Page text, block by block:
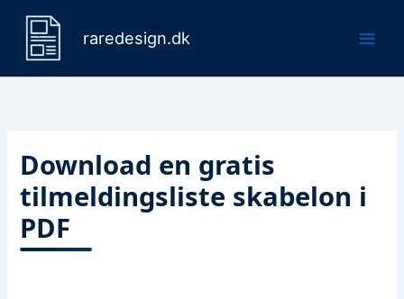
indholdet
raredesign.dk
Download en gratis
tilmeldingsliste skabelon i
PDF